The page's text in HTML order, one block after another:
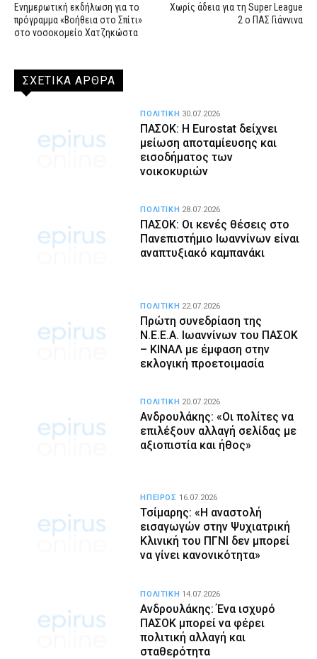
Ενημερωτική εκδήλωση για το
πρόγραμμα «Βοήθεια στο Σπίτι»
στο νοσοκομείο Χατζηκώστα
Χωρίς άδεια για τη Super League
2 ο ΠΑΣ Γιάννινα
ΣΧΕΤΙΚΑ ΑΡΘΡΑ
ΠΑΣΟΚ: Η Eurostat δείχνει
μείωση αποταμίευσης και
εισοδήματος των
νοικοκυριών
ΠΟΛΙΤΙΚΗ 30.07.2026
ΠΑΣΟΚ: Οι κενές θέσεις στο
Πανεπιστήμιο Ιωαννίνων είναι
αναπτυξιακό καμπανάκι
ΠΟΛΙΤΙΚΗ 28.07.2026
Πρώτη συνεδρίαση της
Ν.Ε.Ε.Α. Ιωαννίνων του ΠΑΣΟΚ
– ΚΙΝΑΛ με έμφαση στην
εκλογική προετοιμασία
ΠΟΛΙΤΙΚΗ 22.07.2026
Ανδρουλάκης: «Οι πολίτες να
επιλέξουν αλλαγή σελίδας με
αξιοπιστία και ήθος»
ΠΟΛΙΤΙΚΗ 20.07.2026
Τσίμαρης: «Η αναστολή
εισαγωγών στην Ψυχιατρική
Κλινική του ΠΓΝΙ δεν μπορεί
να γίνει κανονικότητα»
ΗΠΕΙΡΟΣ 16.07.2026
Ανδρουλάκης: Ένα ισχυρό
ΠΑΣΟΚ μπορεί να φέρει
πολιτική αλλαγή και
σταθερότητα
ΠΟΛΙΤΙΚΗ 14.07.2026